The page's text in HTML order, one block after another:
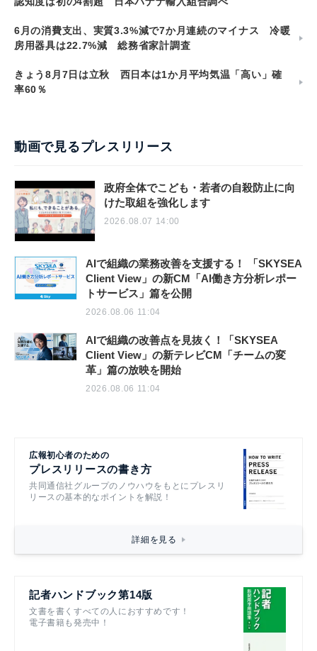
6月の消費支出、実質3.3%減で7か月連続のマイナス 冷暖
房用器具は22.7%減 総務省家計調査
きょう8月7日は立秋 西日本は1か月平均気温「高い」確
率60％
動画で見るプレスリリース
政府全体でこども・若者の自殺防止に向
けた取組を強化します
2026.08.07 14:00
AIで組織の業務改善を支援する！ 「SKYSEA
Client View」の新CM「AI働き方分析レポー
トサービス」篇を公開
2026.08.06 11:04
AIで組織の改善点を見抜く！「SKYSEA
Client View」の新テレビCM「チームの変
革」篇の放映を開始
2026.08.06 11:04
広報初心者のための
プレスリリースの書き方
共同通信社グループのノウハウをもとにプレスリ
リースの基本的なポイントを解説！
詳細を見る
記者ハンドブック第14版
文書を書くすべての人におすすめです！
電子書籍も発売中！